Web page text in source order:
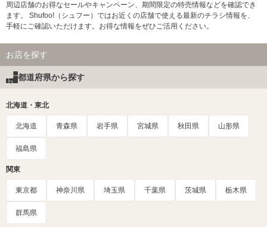
周辺店舗のお得なセールやキャンペーン、期間限定の特売情報などを確認でき
ます。 Shufoo!（シュフー）ではお近くの店舗で使える最新のチラシ情報を、
手軽にご確認いただけます。お得な情報をぜひご活用ください。
お店を探す
都道府県から探す
北海道・東北
北海道 青森県 岩手県 宮城県 秋田県 山形県
福島県
関東
東京都 神奈川県 埼玉県 千葉県 茨城県 栃木県
群馬県